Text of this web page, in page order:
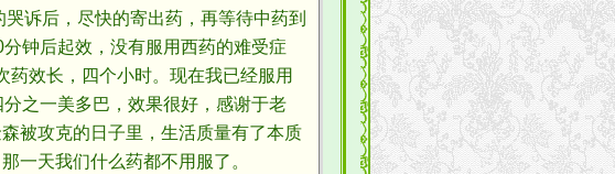
诉后，尽快的寄出药，再等待中药到
钟后起效，没有服用西药的难受症
效长，四个小时。现在我已经服用
之一美多巴，效果很好，感谢于老
被攻克的日子里，生活质量有了本质
一天我们什么药都不用服了。